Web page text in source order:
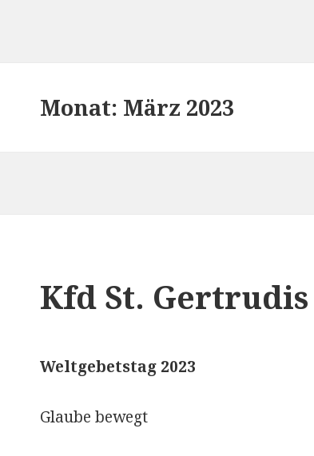
Monat: März 2023
Kfd St. Gertrudis
Weltgebetstag 2023
Glaube bewegt